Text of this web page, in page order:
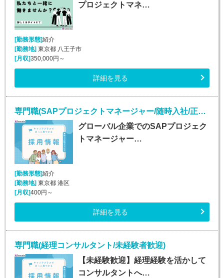
プロジェクトマネ…
[勤務形態]紹介
[勤務地] 東京都 八王子市
[月収]350,000円～
詳細を見る
専門職(SAPプロジェクトマネージャー/随時入社/正社員)
グローバル企業でのSAPプロジェク
トマネージャー…
[勤務形態]紹介
[勤務地] 東京都 港区
[月収]400円～
詳細を見る
専門職(経理コンサルタント/未経験者歓迎)
【未経験歓迎】経理経験を活かして
コンサルタントへ…